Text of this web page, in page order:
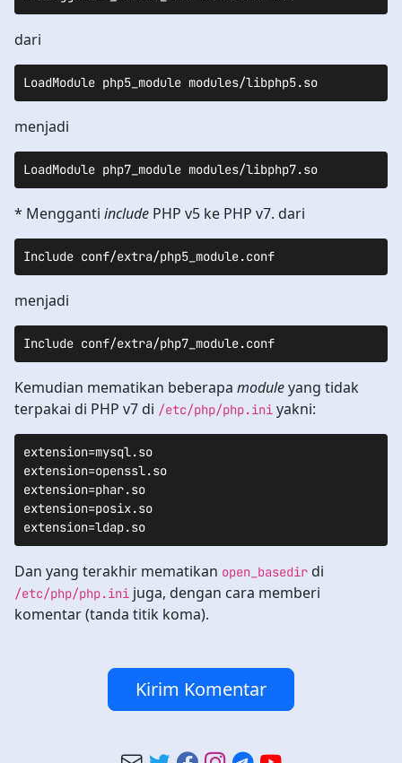
dari
LoadModule php5_module modules/libphp5.so
menjadi
LoadModule php7_module modules/libphp7.so
* Mengganti include PHP v5 ke PHP v7. dari
Include conf/extra/php5_module.conf
menjadi
Include conf/extra/php7_module.conf
Kemudian mematikan beberapa moduleyang tidak
terpakai di PHP v7 di /etc/php/php.ini yakni:
extension=mysql.so
extension=openssl.so
extension=phar.so
extension=posix.so
extension=ldap.so
Dan yang terakhir mematikan open_basedir di
/etc/php/php.ini juga, dengan cara memberi
komentar (tanda titik koma).
Kirim Komentar